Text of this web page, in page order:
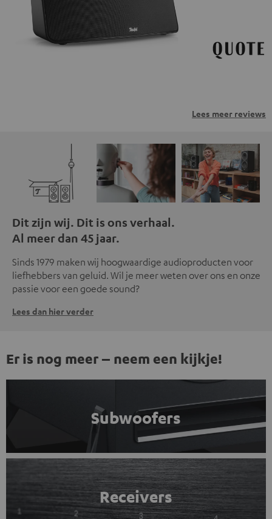
privacybeleid.
Lees meer reviews
Dit zijn wij. Dit is ons verhaal.
Al meer dan 45 jaar.
Sinds 1979 maken wij hoogwaardige audioproducten voor
liefhebbers van geluid. Wil je meer weten over ons en onze
passie voor een goede sound?
Lees dan hier verder
Er is nog meer – neem een kijkje!
Subwoofers
Receivers